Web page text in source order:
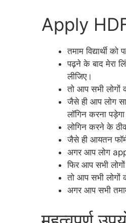
Apply
तमाम विद्यार्थी
पढ़ने के बाद मेरा
लीजिए।
तो आप सभी लोगों
जैसे ही आप लोग
लॉगिन करना
लोगिन करने के
जैसे ही आयतन फॉर्म
अगर आप लोग
फिर आप सभी
तो आप सभी लोगों
अगर आप सभी तमाम